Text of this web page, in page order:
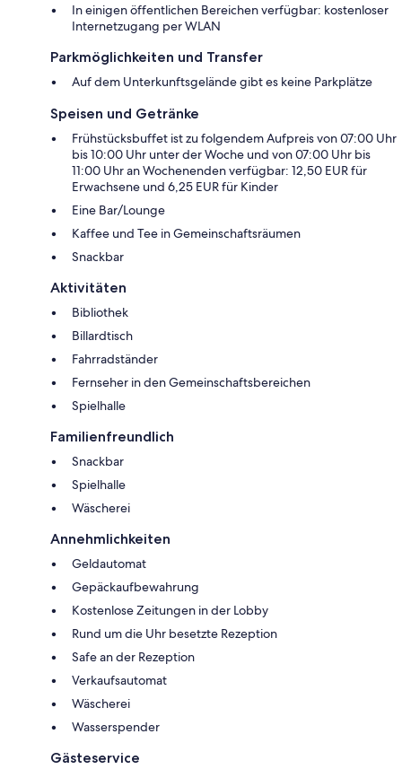
In einigen öffentlichen Bereichen verfügbar: kostenloser
Internetzugang per WLAN
Parkmöglichkeiten und Transfer
Auf dem Unterkunftsgelände gibt es keine Parkplätze
Speisen und Getränke
Frühstücksbuffet ist zu folgendem Aufpreis von 07:00 Uhr
bis 10:00 Uhr unter der Woche und von 07:00 Uhr bis
11:00 Uhr an Wochenenden verfügbar: 12,50 EUR für
Erwachsene und 6,25 EUR für Kinder
Eine Bar/Lounge
Kaffee und Tee in Gemeinschaftsräumen
Snackbar
Aktivitäten
Bibliothek
Billardtisch
Fahrradständer
Fernseher in den Gemeinschaftsbereichen
Spielhalle
Familienfreundlich
Snackbar
Spielhalle
Wäscherei
Annehmlichkeiten
Geldautomat
Gepäckaufbewahrung
Kostenlose Zeitungen in der Lobby
Rund um die Uhr besetzte Rezeption
Safe an der Rezeption
Verkaufsautomat
Wäscherei
Wasserspender
Gästeservice